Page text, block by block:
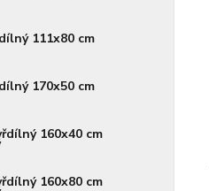
111x80 cm
170x50 cm
160x40 cm
160x80 cm